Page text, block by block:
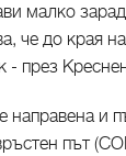
малко
че до края
- през
направена и
път